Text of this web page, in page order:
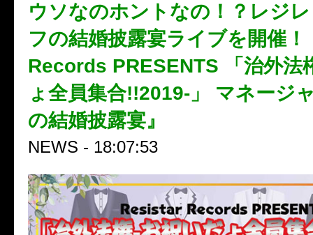
ウソなのホントなの！？レジ
フの結婚披露宴ライブを開催
Records PRESENTS 「治外法
ょ全員集合!!2019-」 マネージ
の結婚披露宴』
NEWS - 18:07:53